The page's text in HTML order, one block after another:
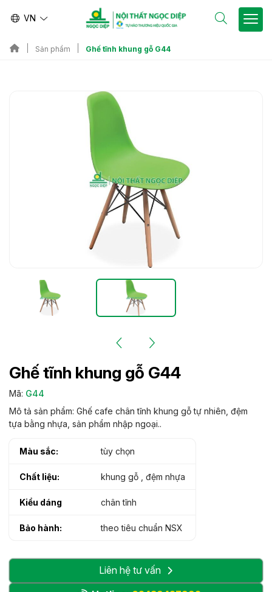
VN
Sản phẩm Ghế tĩnh khung gỗ G44
Ghế tĩnh khung gỗ G44
Mã: G44
Mô tả sản phẩm: Ghế cafe chân tĩnh khung gỗ tự nhiên, đệm
tựa bằng nhựa, sản phẩm nhập ngoại..
Màu sắc: tùy chọn
Chất liệu: khung gỗ , đệm nhựa
Kiểu dáng chân tĩnh
Bảo hành: theo tiêu chuẩn NSX
Liên hệ tư vấn